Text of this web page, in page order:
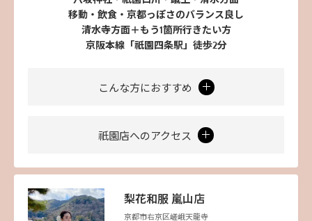
移動・飲食・京都っぽさのバランス良し
清水寺方面＋もう1箇所行きたい方
京阪本線「祇園四条駅」徒歩2分
こんな方におすすめ
祇園店へのアクセス
梨花和服 嵐山店
京都市右京区嵯峨天龍寺